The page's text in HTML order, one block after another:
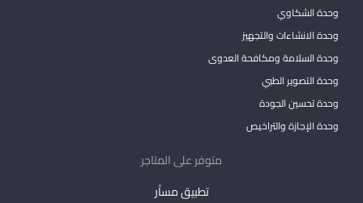
وحدة الشكاوي
وحدة الانشاءات والتجهيز
وحدة السلامة ومكافحة العدوى
وحدة التصوير الطبي
وحدة تحسين الجودة
وحدة الإجازة والتراخيص
متوفر على المتاجر
تطبيق مساْر